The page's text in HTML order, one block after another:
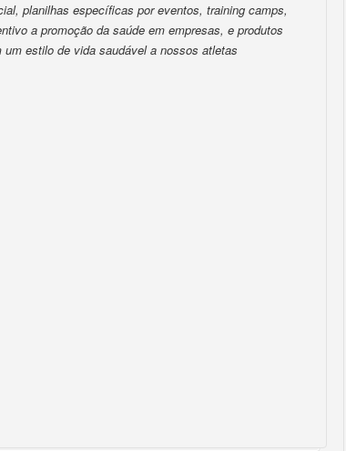
planilhas específicas por eventos, training camps,
a promoção da saúde em empresas, e produtos
estilo de vida saudável a nossos atletas